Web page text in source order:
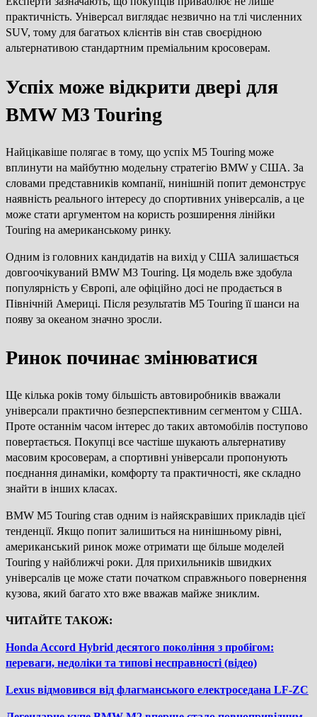
практичність. Універсал виглядає незвично на тлі численних
SUV, тому для багатьох клієнтів він став своєрідною
альтернативою стандартним преміальним кросоверам.
Успіх може відкрити двері для
BMW M3 Touring
Найцікавіше полягає в тому, що успіх M5 Touring може
вплинути на майбутню модельну стратегію BMW у США. За
словами представників компанії, нинішній попит демонструє
наявність реального інтересу до спортивних універсалів, а це
може стати аргументом на користь розширення лінійки
Touring на американському ринку.
Одним із головних кандидатів на вихід у США залишається
довгоочікуваний BMW M3 Touring. Ця модель вже здобула
популярність у Європі, але офіційно досі не продається в
Північній Америці. Після результатів M5 Touring її шанси на
появу за океаном значно зросли.
Ринок починає змінюватися
Ще кілька років тому більшість автовиробників вважали
універсали практично безперспективним сегментом у США.
Проте останнім часом інтерес до таких автомобілів поступово
повертається. Покупці все частіше шукають альтернативу
масовим кросоверам, а спортивні універсали пропонують
поєднання динаміки, комфорту та практичності, яке складно
знайти в інших класах.
BMW M5 Touring став одним із найяскравіших прикладів цієї
тенденції. Якщо попит залишиться на нинішньому рівні,
американський ринок може отримати ще більше моделей
Touring у найближчі роки. Для прихильників швидких
універсалів це може стати початком справжнього повернення
кузова, який багато хто вже вважав майже зниклим.
ЧИТАЙТЕ ТАКОЖ:
Honda Accord Hybrid десятого покоління з пробігом:
переваги, недоліки та типові несправності (відео)
Lexus відмовився від флагманського електроседана LF-ZC